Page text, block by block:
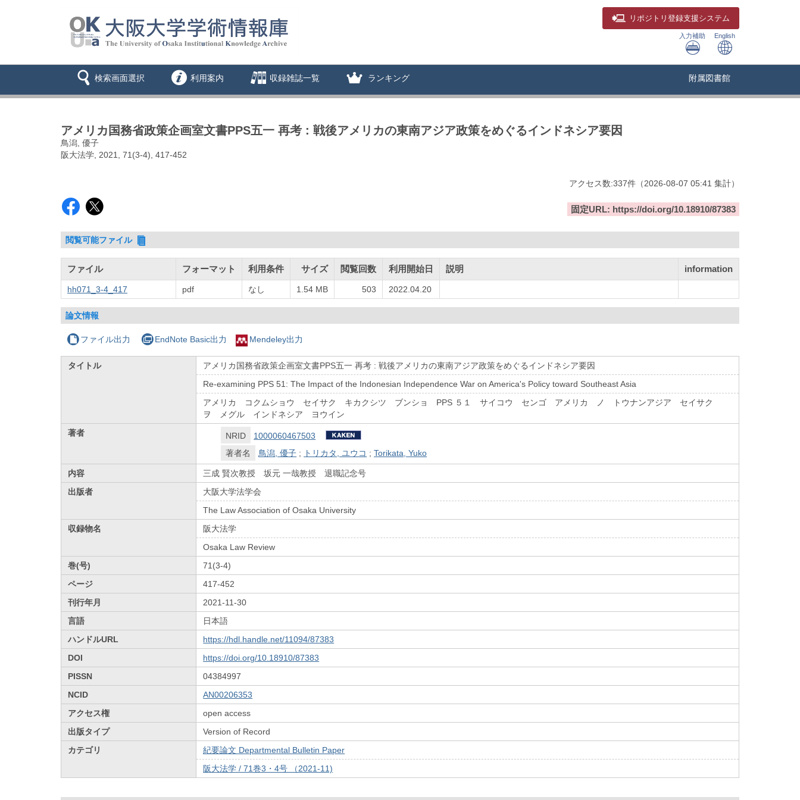
リポジトリ 登録支援システム
入力補助 English
検索画面選択 利用案内 収録雑誌一覧 ランキング 附属図書館
アメリカ国務省政策企画室文書PPS五一 再考 : 戦後アメリカの東南アジア政策をめぐるインドネシア要因
鳥潟, 優子
阪大法学, 2021, 71(3-4), 417-452
アクセス数:337件 （2026-08-07 05:41 集計）
固定URL: https://doi.org/10.18910/87383
閲覧可能ファイル
ファイル フォーマット 利用条件 サイズ 閲覧回数 利用開始日 説明 information
hh071_3-4_417 pdf なし 1.54 MB 503 2022.04.20
論文情報
ファイル出力 EndNote Basic出力 Mendeley出力
タイトル
アメリカ国務省政策企画室文書PPS五一 再考 : 戦後アメリカの東南アジア政策をめぐるインドネシア要因
Re-examining PPS 51: The Impact of the Indonesian Independence War on America's Policy toward Southeast Asia
アメリカ コクムショウ セイサク キカクシツ ブンショ PPS ５１ サイコウ センゴ アメリカ ノ トウナンアジア セイサク
ヲ メグル インドネシア ヨウイン
著者
NRID
1000060467503
著者名
鳥潟, 優子 ; トリカタ, ユウコ ;Torikata, Yuko
内容
三成 賢次教授 坂元 一哉教授 退職記念号
出版者
大阪大学法学会
The Law Association of Osaka University
収録物名
阪大法学
Osaka Law Review
巻(号)
71(3-4)
ページ
417-452
刊行年月
2021-11-30
言語
日本語
ハンドルURL
https://hdl.handle.net/11094/87383
DOI
https://doi.org/10.18910/87383
PISSN
04384997
NCID
AN00206353
アクセス権
open access
出版タイプ
Version of Record
カテゴリ
紀要論文 Departmental Bulletin Paper
阪大法学 / 71巻3・4号 （2021-11)